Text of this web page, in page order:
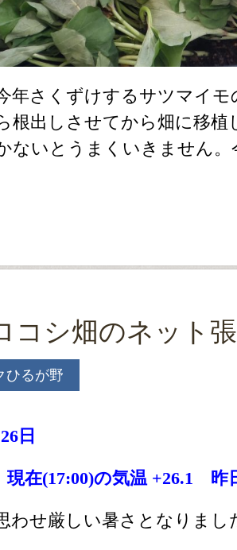
年さくずけするサツマイ
根出しさせてから畑に移
ないとうまくいきません
コシ畑のネット
ひるが野
日
在(17:00)の気温 +26.1 昨
わせ厳しい暑さとなりまし